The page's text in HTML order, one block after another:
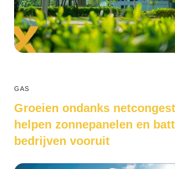
GAS
Groeien ondanks
helpen zonnepanelen en
bedrijven vooruit